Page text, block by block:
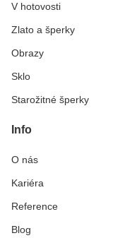
V hotovosti
Zlato a šperky
Obrazy
Sklo
Starožitné šperky
Info
O nás
Kariéra
Reference
Blog